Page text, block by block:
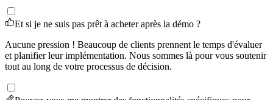
Et si je ne suis pas prêt à acheter après la démo ?
Aucune pression ! Beaucoup de clients prennent le temps d'évaluer
et planifier leur implémentation. Nous sommes là pour vous soutenir
tout au long de votre processus de décision.